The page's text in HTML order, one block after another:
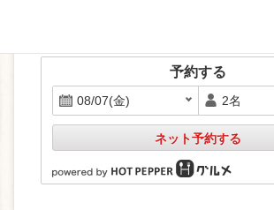
予約する
ネット予約する